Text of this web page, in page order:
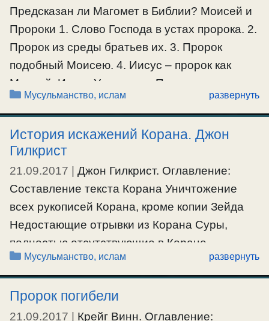
Вы утверждаете, что чудо существует и это
чудо …
Ещё…
#мусульмане
Предсказан ли Магомет в Библии? Моисей и
Пророки 1. Слово Господа в устах пророка. 2.
Пророк из среды братьев их. 3. Пророк
подобный Моисею. 4. Иисус – пророк как
Моисей. Иисус Утешитель Предсказан ли
Магомет в Библии? В течение 1975 Ахмет
Дидат провел серию своих лекций в Дурбан
Сити Холл (ЮАР), в …
Ещё…
#мусульмане
Рубрики
Мусульманство, ислам развернуть
История искажений Корана. Джон
Гилкрист
21.09.2017
Джон Гилкрист. Оглавление:
Составление текста Корана Уничтожение
всех рукописей Корана, кроме копии Зейда
Недостающие отрывки из Корана Суры,
полностью отсутствующие в Коране
Недостающие стихи Корана Разночтения в
Коране Различия между древними текстами
Корана Изменения в тексте Корана,
сделанные аль-Хаджжаджем Диалекты и
Рубрики
Мусульманство, ислам развернуть
Пророк погибели
21.09.2017
Крейг Винн. Оглавление: